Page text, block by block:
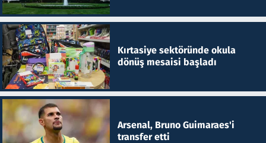
Kırtasiye sektöründe okula
dönüş mesaisi başladı
Arsenal, Bruno Guimaraes'i
transfer etti